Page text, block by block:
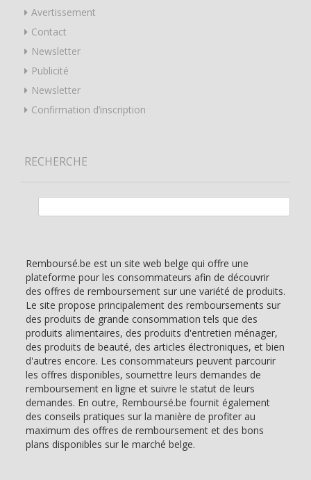
Avertissement
Contact
Newsletter
Publicité
Newsletter
Confirmation d’inscription
RECHERCHE
Remboursé.be est un site web belge qui offre une
plateforme pour les consommateurs afin de découvrir
des offres de remboursement sur une variété de produits.
Le site propose principalement des remboursements sur
des produits de grande consommation tels que des
produits alimentaires, des produits d'entretien ménager,
des produits de beauté, des articles électroniques, et bien
d'autres encore. Les consommateurs peuvent parcourir
les offres disponibles, soumettre leurs demandes de
remboursement en ligne et suivre le statut de leurs
demandes. En outre, Remboursé.be fournit également
des conseils pratiques sur la manière de profiter au
maximum des offres de remboursement et des bons
plans disponibles sur le marché belge.